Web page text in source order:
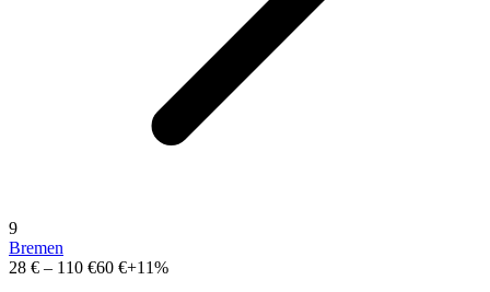
9
Bremen
28 € – 110 €60 €+11%